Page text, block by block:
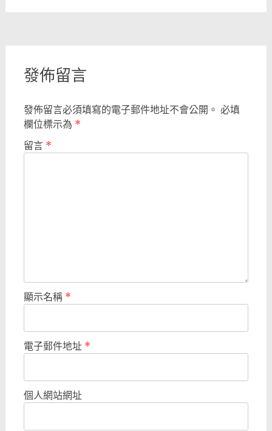
navigation
發佈留言
發佈留言必須填寫的電子郵件地址不會公開。 必填
欄位標示為 *
留言 *
顯示名稱 *
電子郵件地址 *
個人網站網址